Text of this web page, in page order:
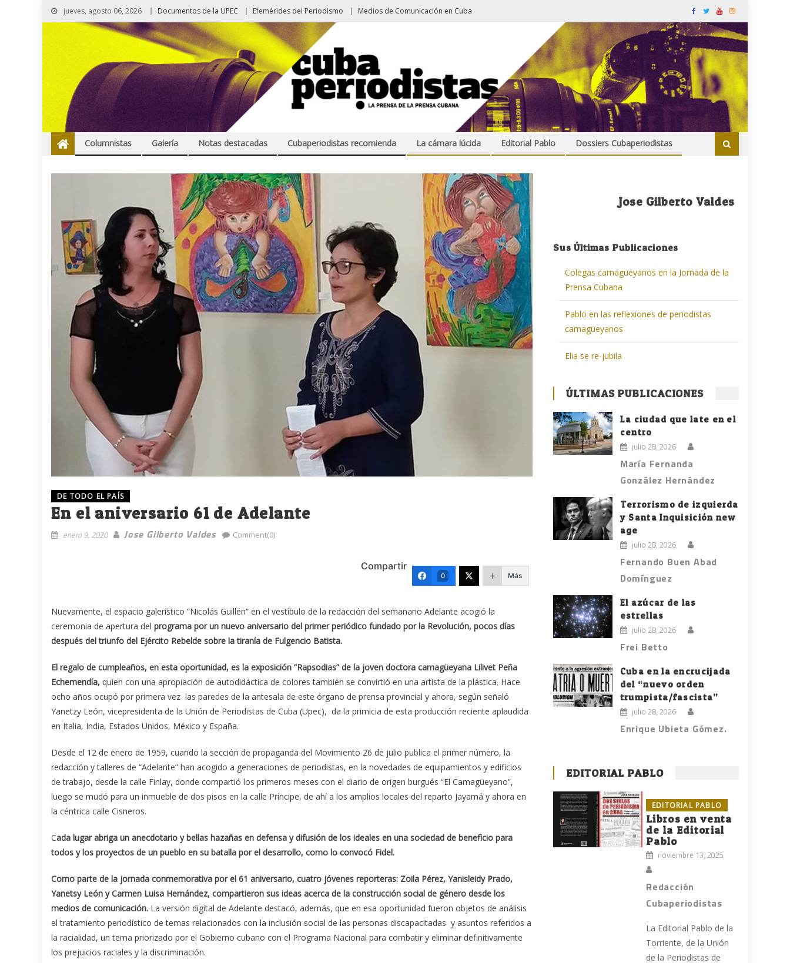
jueves, agosto 06, 2026 Documentos de la UPEC Efemérides del Periodismo Medios de Comunicación en Cuba
Columnistas Galería Notas destacadas Cubaperiodistas recomienda La cámara lúcida Editorial Pablo Dossiers Cubaperiodistas
DE TODO EL PAÍS
En el aniversario 61 de Adelante
enero 9, 2020 Jose Gilberto Valdes Comment(0)
Compartir
0 Más
Nuevamente, el espacio galerístico “Nicolás Guillén” en el vestíbulo de la redacción del semanario Adelante acogió la
ceremonia de apertura del programa por un nuevo aniversario del primer periódico fundado por la Revolución, pocos días
después del triunfo del Ejército Rebelde sobre la tiranía de Fulgencio Batista.
El regalo de cumpleaños, en esta oportunidad, es la exposición “Rapsodias” de la joven doctora camagüeyana Lilivet Peña
Echemendía, quien con una apropiación de autodidáctica de colores también se convirtió en una artista de la plástica. Hace
ocho años ocupó por primera vez las paredes de la antesala de este órgano de prensa provincial y ahora, según señaló
Yanetzy León, vicepresidenta de la Unión de Periodistas de Cuba (Upec), da la primicia de esta producción reciente aplaudida
en Italia, India, Estados Unidos, México y España.
Desde el 12 de enero de 1959, cuando la sección de propaganda del Movimiento 26 de julio publica el primer número, la
redacción y talleres de “Adelante” han acogido a generaciones de periodistas, en la novedades de equipamientos y edificios
de trabajo, desde la calle Finlay, donde compartió los primeros meses con el diario de origen burgués “El Camagüeyano”,
luego se mudó para un inmueble de dos pisos en la calle Príncipe, de ahí a los amplios locales del reparto Jayamá y ahora en
la céntrica calle Cisneros.
Cada lugar abriga un anecdotario y bellas hazañas en defensa y difusión de los ideales en una sociedad de beneficio para
todos y los proyectos de un pueblo en su batalla por el desarrollo, como lo convocó Fidel.
Como parte de la jornada conmemorativa por el 61 aniversario, cuatro jóvenes reporteras: Zoila Pérez, Yanisleidy Prado,
Yanetsy León y Carmen Luisa Hernández, compartieron sus ideas acerca de la construcción social de género desde los
medios de comunicación. La versión digital de Adelante destacó, además, que en esa oportunidad fueron objetos de análisis
el tratamiento periodístico de temas relacionados con la inclusión social de las personas discapacitadas y asuntos referidos a
la racialidad, un tema priorizado por el Gobierno cubano con el Programa Nacional para combatir y eliminar definitivamente
los prejuicios raciales y la discriminación.
Jose Gilberto Valdes
Sus Últimas Publicaciones
Colegas camagüeyanos en la Jornada de la
Prensa Cubana
Pablo en las reflexiones de periodistas
camagüeyanos
Elia se re-jubila
ÚLTIMAS PUBLICACIONES
La ciudad que late en el
centro
julio 28, 2026
María Fernanda
González Hernández
Terrorismo de izquierda
y Santa Inquisición new
age
julio 28, 2026
Fernando Buen Abad
Domínguez
El azúcar de las
estrellas
julio 28, 2026
Frei Betto
Cuba en la encrucijada
del “nuevo orden
trumpista/fascista”
julio 28, 2026
Enrique Ubieta Gómez.
EDITORIAL PABLO
EDITORIAL PABLO
Libros en venta
de la Editorial
Pablo
noviembre 13, 2025
Redacción
Cubaperiodistas
La Editorial Pablo de la
Torriente, de la Unión
de la Periodistas de